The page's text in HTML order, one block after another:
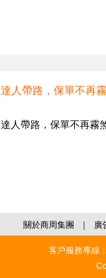
達人帶路，保單不再
達人帶路，保單不再霧
關於商周集團 ｜ 廣
客戶服務專線